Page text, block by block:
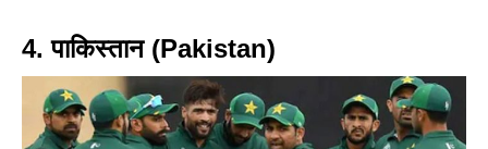
4. पाकिस्तान (Pakistan)